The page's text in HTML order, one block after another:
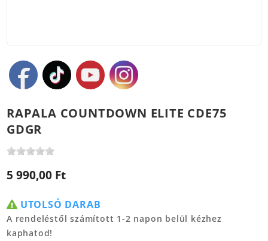
RAPALA COUNTDOWN ELITE CDE75
GDGR
5 990,00 Ft
UTOLSÓ DARAB
A rendeléstől számított 1-2 napon belül kézhez
kaphatod!